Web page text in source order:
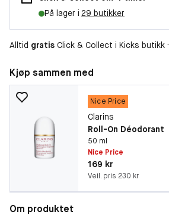
På lager i 29 butikker
Alltid gratis Click & Collect i Kicks butikk ·
Kjøp sammen med
Nice Price
Clarins
Roll-On Déodorant
50 ml
Nice Price
Pris: 169 kr
169 kr
Veil. pris 230 kr
Om produktet